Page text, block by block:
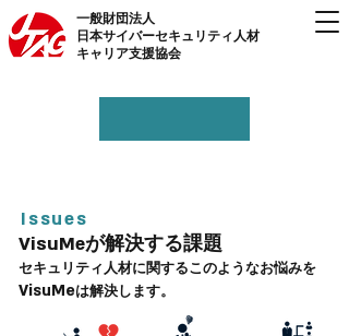
一般財団法人
日本サイバーセキュリティ人材
キャリア支援協会
Issues
VisuMeが解決する課題
セキュリティ人材に関するこのようなお悩みを
VisuMeは解決します。